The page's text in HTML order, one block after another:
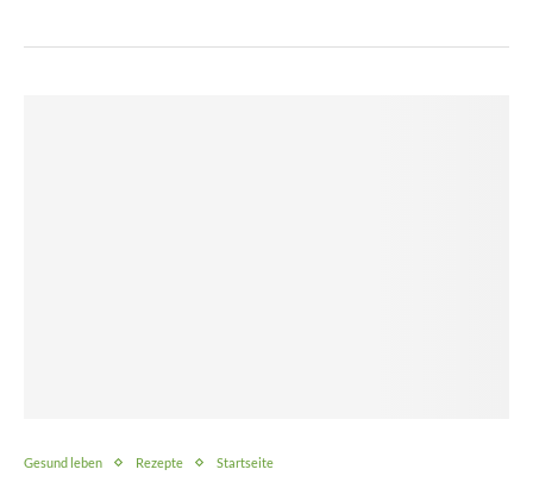
Gesund leben Rezepte Startseite